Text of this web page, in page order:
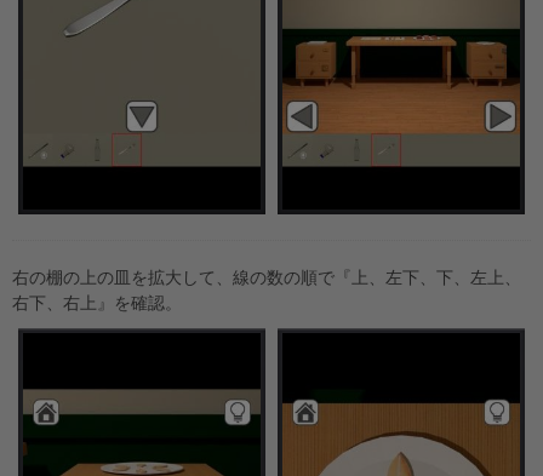
右の棚の上の皿を拡大して、線の数の順で『上、左下、下、左上、
右下、右上』を確認。